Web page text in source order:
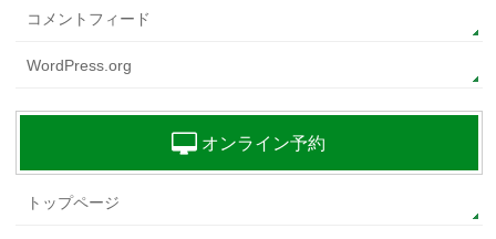
コメントフィード
WordPress.org
オンライン予約
トップページ